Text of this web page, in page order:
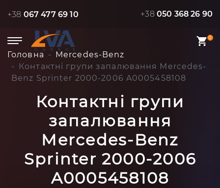
+38 067 477 69 10 +38 050 368 26 90
0
Головна
Mercedes-Benz
Контактні групи запалювання Mercedes-
Benz Sprinter 2000-2006 A0005458108
Контактні групи
запалювання
Mercedes-Benz
Sprinter 2000-2006
A0005458108